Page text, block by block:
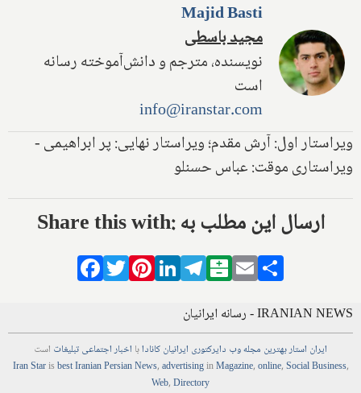
Majid Basti
مجید باسطی
نویسنده، مترجم و دانش‌آموخته رسانه
است
info@iranstar.com
ویراستار اول: آرش مقدم؛ ویراستار نهایی: پر ابراهیمی -
ویراستاری موقت: عباس حسنلو
Share this with: ارسال این مطلب به
Facebook
TwitterPinterestLinkedIn
Telegram
Balatarin
Email
IRANIAN NEWS - رسانه ایرانیان
ایران استاربهترین مجلهوب دایرکتوری ایرانیان کانادابا اخباراجتماعیتبلیغات است
Iran Starisbest Iranian PersianNews,advertisinginMagazine,online,Social Business,
Web,Directory